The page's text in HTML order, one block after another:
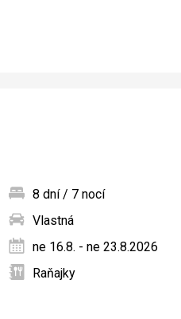
8 dní / 7 nocí
Vlastná
ne 16.8. - ne 23.8.2026
Raňajky